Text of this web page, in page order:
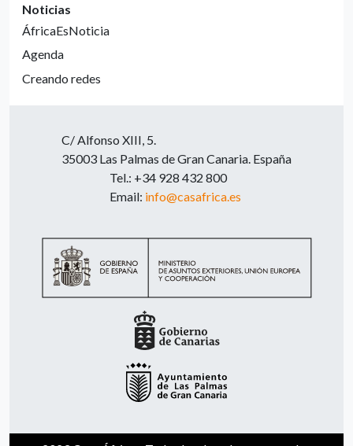
Noticias
ÁfricaEsNoticia
Agenda
Creando redes
C/ Alfonso XIII, 5.
35003 Las Palmas de Gran Canaria. España
Tel.: +34 928 432 800
Email: info@casafrica.es